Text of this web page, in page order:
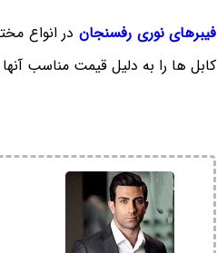
فیبرهای نوری رفسنجان
کابل ها را به دلیل قیمت مناسب